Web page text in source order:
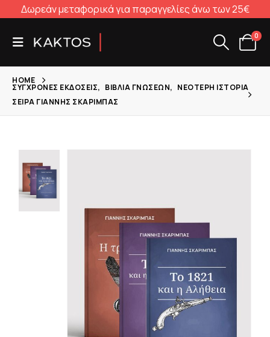
Δωρεάν μεταφορικά για παραγγελίες άνω των 25€
0
HOME
ΣΎΓΧΡΟΝΕΣ ΕΚΔΌΣΕΙΣ, ΒΙΒΛΊΑ ΓΝΏΣΕΩΝ, ΝΕΌΤΕΡΗ ΙΣΤΟΡΊΑ
ΣΕΙΡΑ ΓΙΑΝΝΗΣ ΣΚΑΡΙΜΠΑΣ